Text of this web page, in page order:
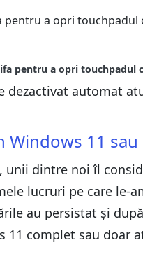
automat
11
dintre noi îl
lucruri pe care le-
au persistat și
complet sau doar